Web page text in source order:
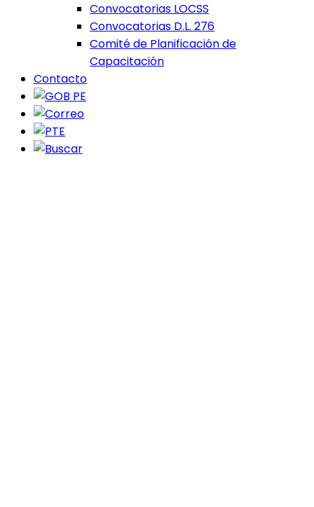
Convocatorias LOCSS
Convocatorias D.L. 276
Comité de Planificación de
Capacitación
Contacto